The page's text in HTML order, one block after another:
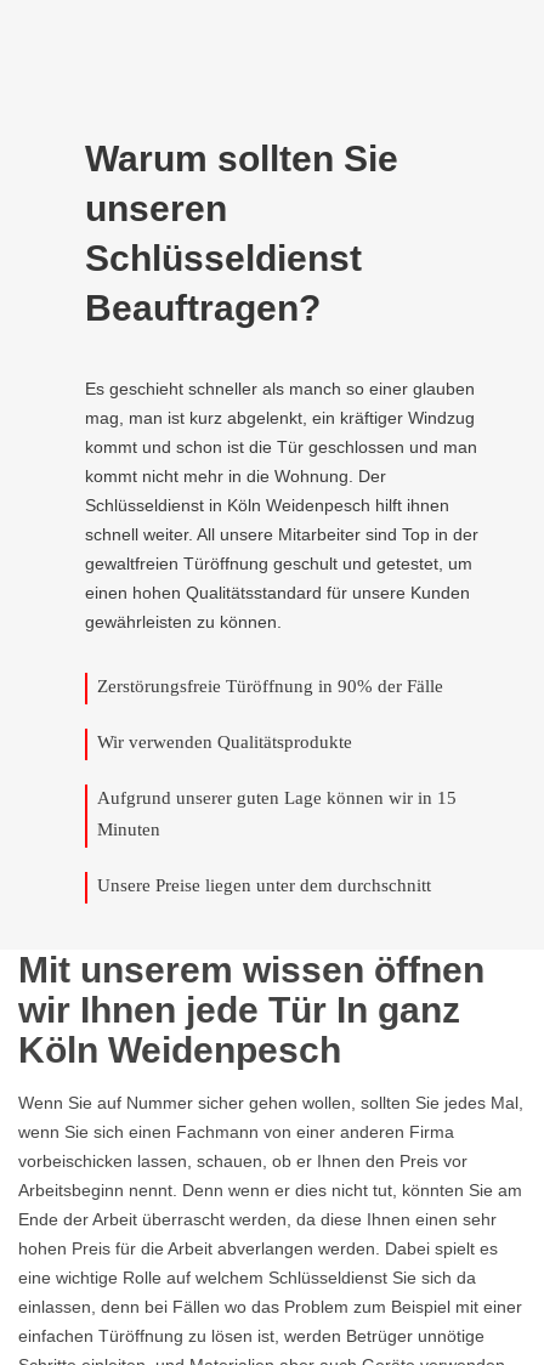
Warum sollten Sie
unseren
Schlüsseldienst
Beauftragen?
Es geschieht schneller als manch so einer glauben
mag, man ist kurz abgelenkt, ein kräftiger Windzug
kommt und schon ist die Tür geschlossen und man
kommt nicht mehr in die Wohnung. Der
Schlüsseldienst in Köln Weidenpesch hilft ihnen
schnell weiter. All unsere Mitarbeiter sind Top in der
gewaltfreien Türöffnung geschult und getestet, um
einen hohen Qualitätsstandard für unsere Kunden
gewährleisten zu können.
Zerstörungsfreie Türöffnung in 90% der Fälle
Wir verwenden Qualitätsprodukte
Aufgrund unserer guten Lage können wir in 15
Minuten
Unsere Preise liegen unter dem durchschnitt
Mit unserem wissen öffnen
wir Ihnen jede Tür In ganz
Köln Weidenpesch
Wenn Sie auf Nummer sicher gehen wollen, sollten Sie jedes Mal,
wenn Sie sich einen Fachmann von einer anderen Firma
vorbeischicken lassen, schauen, ob er Ihnen den Preis vor
Arbeitsbeginn nennt. Denn wenn er dies nicht tut, könnten Sie am
Ende der Arbeit überrascht werden, da diese Ihnen einen sehr
hohen Preis für die Arbeit abverlangen werden. Dabei spielt es
eine wichtige Rolle auf welchem Schlüsseldienst Sie sich da
einlassen, denn bei Fällen wo das Problem zum Beispiel mit einer
einfachen Türöffnung zu lösen ist, werden Betrüger unnötige